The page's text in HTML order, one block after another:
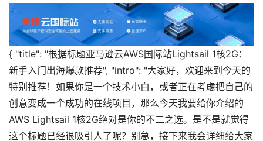
{ "title": "根据标题亚马逊云AWS国际站Lightsail 1核2G：
新手入门出海爆款推荐", "intro": "大家好，欢迎来到今天的
特别推荐！如果你是一个技术小白，或者正在考虑把自己的
创意变成一个成功的在线项目，那么今天我要给你介绍的
AWS Lightsail 1核2G绝对是你的不二之选。是不是就觉得
这个标题已经很吸引人了呢？别急，接下来我会详细给大家